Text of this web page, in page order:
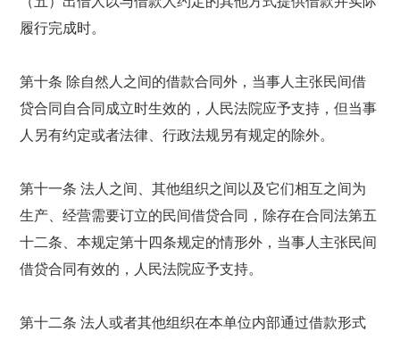
履行完成时。
第十条 除自然人之间的借款合同外，当事人主张民间借
贷合同自合同成立时生效的，人民法院应予支持，但当事
人另有约定或者法律、行政法规另有规定的除外。
第十一条 法人之间、其他组织之间以及它们相互之间为
生产、经营需要订立的民间借贷合同，除存在合同法第五
十二条、本规定第十四条规定的情形外，当事人主张民间
借贷合同有效的，人民法院应予支持。
第十二条 法人或者其他组织在本单位内部通过借款形式